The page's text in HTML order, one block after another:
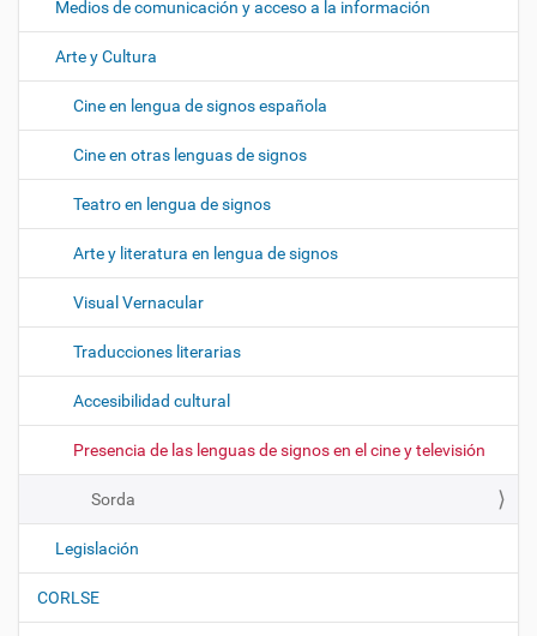
Medios de comunicación y acceso a la información
Arte y Cultura
Cine en lengua de signos española
Cine en otras lenguas de signos
Teatro en lengua de signos
Arte y literatura en lengua de signos
Visual Vernacular
Traducciones literarias
Accesibilidad cultural
Presencia de las lenguas de signos en el cine y televisión
Sorda
Legislación
CORLSE